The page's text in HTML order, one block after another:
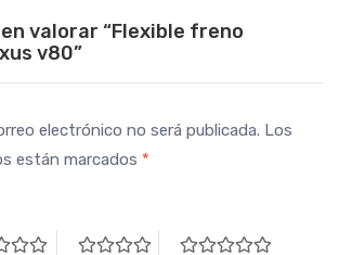
valorar “Flexible freno
v80”
electrónico no será publicada. Los
están marcados *